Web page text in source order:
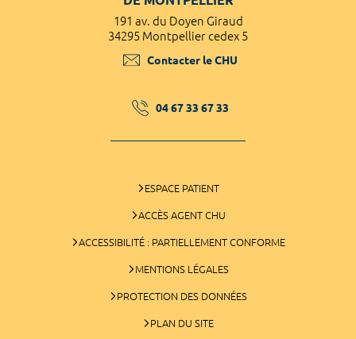
191 av. du Doyen Giraud
34295 Montpellier cedex 5
Contacter le CHU
04 67 33 67 33
ESPACE PATIENT
ACCÈS AGENT CHU
ACCESSIBILITÉ : PARTIELLEMENT CONFORME
MENTIONS LÉGALES
PROTECTION DES DONNÉES
PLAN DU SITE